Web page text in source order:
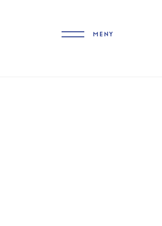
MENY